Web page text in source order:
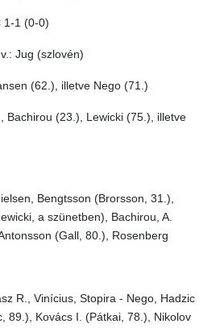
1-1 (0-0)
Jug (szlovén)
(62.), illetve Nego (71.)
Bachirou (23.), Lewicki (75.), illetve
Bengtsson (Brorsson, 31.),
a szünetben), Bachirou, A.
(Gall, 80.), Rosenberg
R., Vinícius, Stopira - Nego, Hadzic
89.), Kovács I. (Pátkai, 78.), Nikolov